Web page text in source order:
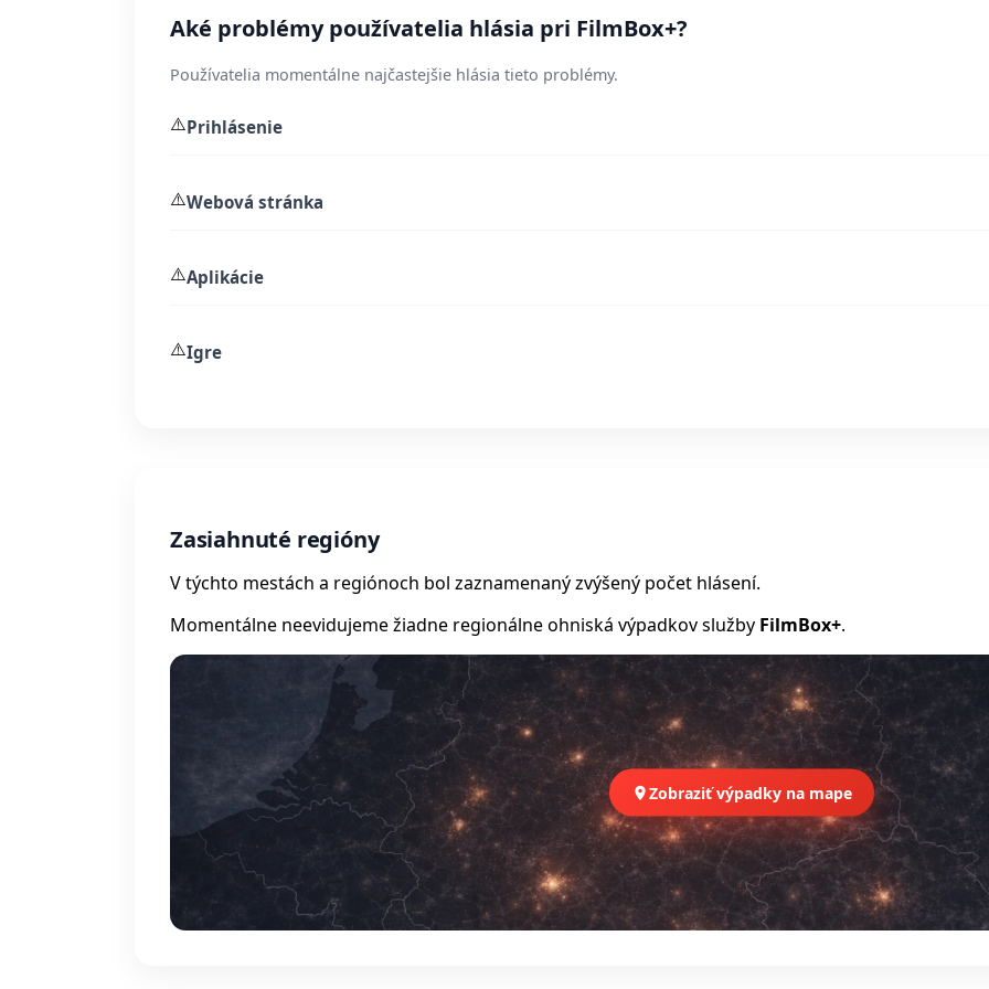
Aké problémy používatelia hlásia pri FilmBox+?
Používatelia momentálne najčastejšie hlásia tieto problémy.
⚠️Prihlásenie
⚠️Webová stránka
⚠️Aplikácie
⚠️Igre
Zasiahnuté regióny
V týchto mestách a regiónoch bol zaznamenaný zvýšený počet hlásení.
Momentálne neevidujeme žiadne regionálne ohniská výpadkov služby FilmBox+.
Zobraziť výpadky na mape